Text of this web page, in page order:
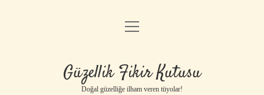
Anasayfa
Yasal Uyarı
menüyü
Güzellik Fikir Kutusu
Doğal güzelliğe ilham veren tüyolar!